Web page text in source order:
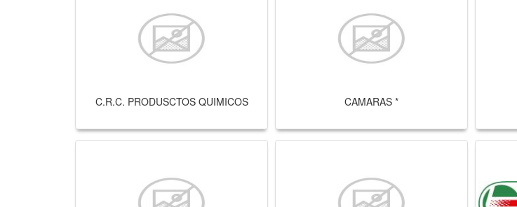
C.R.C. PRODUSCTOS QUIMICOS CAMARAS *